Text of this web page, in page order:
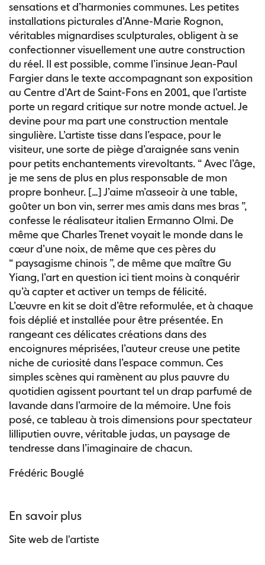
sensations et d’harmonies communes. Les petites
installations picturales d’Anne-Marie Rognon,
véritables mignardises sculpturales, obligent à se
confectionner visuellement une autre construction
du réel. Il est possible, comme l’insinue Jean-Paul
Fargier dans le texte accompagnant son exposition
au Centre d’Art de Saint-Fons en 2001, que l’artiste
porte un regard critique sur notre monde actuel. Je
devine pour ma part une construction mentale
singulière. L’artiste tisse dans l’espace, pour le
visiteur, une sorte de piège d’araignée sans venin
pour petits enchantements virevoltants. “ Avec l’âge,
je me sens de plus en plus responsable de mon
propre bonheur. […] J’aime m’asseoir à une table,
goûter un bon vin, serrer mes amis dans mes bras ”,
confesse le réalisateur italien Ermanno Olmi. De
même que Charles Trenet voyait le monde dans le
cœur d’une noix, de même que ces pères du
“ paysagisme chinois ”, de même que maître Gu
Yiang, l’art en question ici tient moins à conquérir
qu’à capter et activer un temps de félicité.
L’œuvre en kit se doit d’être reformulée, et à chaque
fois déplié et installée pour être présentée. En
rangeant ces délicates créations dans des
encoignures méprisées, l’auteur creuse une petite
niche de curiosité dans l’espace commun. Ces
simples scènes qui ramènent au plus pauvre du
quotidien agissent pourtant tel un drap parfumé de
lavande dans l’armoire de la mémoire. Une fois
posé, ce tableau à trois dimensions pour spectateur
lilliputien ouvre, véritable judas, un paysage de
tendresse dans l’imaginaire de chacun.
Frédéric Bouglé
En savoir plus
Site web de l'artiste